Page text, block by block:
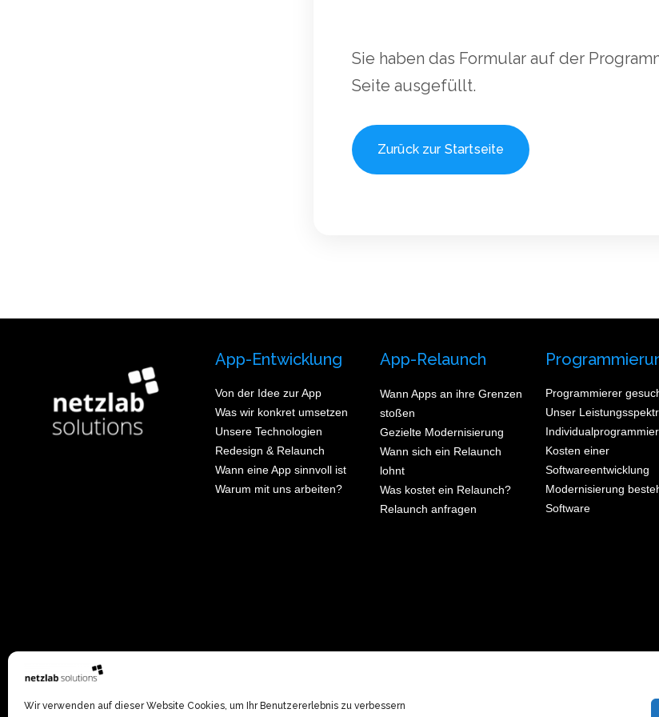
Wir verwenden auf dieser Website Cookies, um Ihr Benutzererlebnis zu verbessern
Sie haben das Formular auf der
Seite ausgefüllt.
Zurück zur Startseite
App-Entwicklung
Von der Idee zur App
Was wir konkret umsetzen
Unsere Technologien
Redesign & Relaunch
Wann eine App sinnvoll ist
Warum mit uns arbeiten?
App-Relaunch
Wann Apps an ihre Grenzen
stoßen
Gezielte Modernisierung
Wann sich ein Relaunch
lohnt
Was kostet ein Relaunch?
Relaunch anfragen
Programmierer
Unser
Kosten einer
Softwareentwicklung
Modernisierung
Software